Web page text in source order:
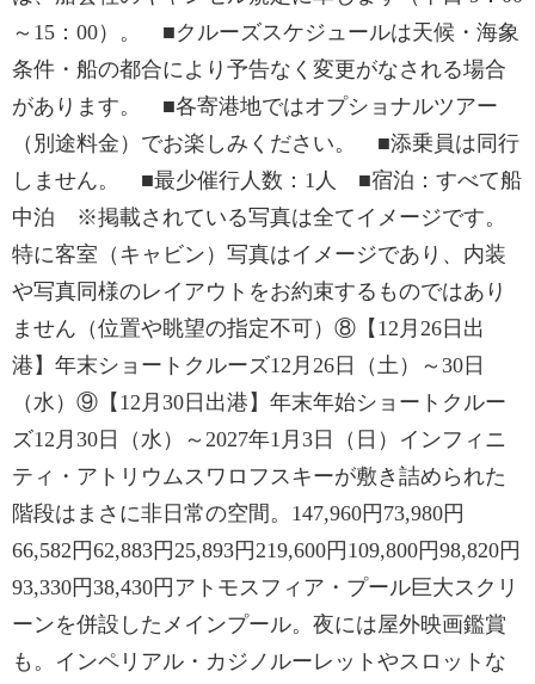
～15：00）。 ■クルーズスケジュールは天候・海象
条件・船の都合により予告なく変更がなされる場合
があります。 ■各寄港地ではオプショナルツアー
（別途料金）でお楽しみください。 ■添乗員は同行
しません。 ■最少催行人数：1人 ■宿泊：すべて船
中泊 ※掲載されている写真は全てイメージです。
特に客室（キャビン）写真はイメージであり、内装
や写真同様のレイアウトをお約束するものではあり
ません（位置や眺望の指定不可）⑧【12月26日出
港】年末ショートクルーズ12月26日（土）～30日
（水）⑨【12月30日出港】年末年始ショートクルー
ズ12月30日（水）～2027年1月3日（日）インフィニ
ティ・アトリウムスワロフスキーが敷き詰められた
階段はまさに非日常の空間。147,960円73,980円
66,582円62,883円25,893円219,600円109,800円98,820円
93,330円38,430円アトモスフィア・プール巨大スクリ
ーンを併設したメインプール。夜には屋外映画鑑賞
も。インペリアル・カジノルーレットやスロットな